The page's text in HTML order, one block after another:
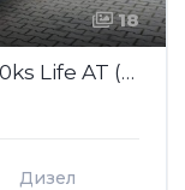
18
Volkswagen Tiguan 2.0 TDI 150ks Life AT (SAJ018)
Дизел